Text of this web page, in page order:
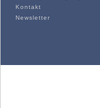
Kontakt
Newsletter